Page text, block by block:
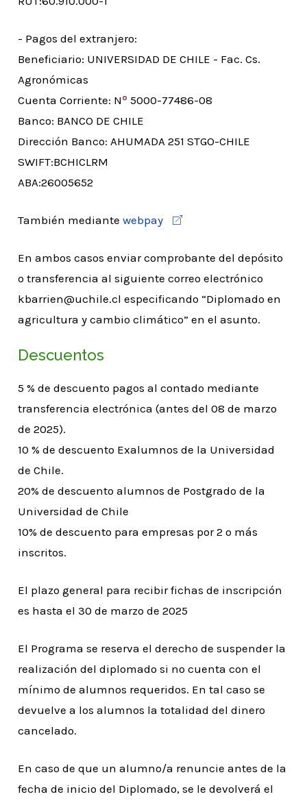
- Pagos del extranjero:
Beneficiario: UNIVERSIDAD DE CHILE - Fac. Cs.
Agronómicas
Cuenta Corriente: N º 5000-77486-08
Banco: BANCO DE CHILE
Dirección Banco: AHUMADA 251 STGO-CHILE
SWIFT:BCHICLRM
ABA:26005652
También mediantewebpay
En ambos casos enviar comprobante del depósito
o transferencia al siguiente correo electrónico
kbarrien@uchile.cl especificando “Diplomado en
agricultura y cambio climático” en el asunto.
Descuentos
5 % de descuento pagos al contado mediante
transferencia electrónica (antes del 08 de marzo
de 2025).
10 % de descuento Exalumnos de la Universidad
de Chile.
20% de descuento alumnos de Postgrado de la
Universidad de Chile
10% de descuento para empresas por 2 o más
inscritos.
El plazo general para recibir fichas de inscripción
es hasta el 30 de marzo de 2025
El Programa se reserva el derecho de suspender la
realización del diplomado si no cuenta con el
mínimo de alumnos requeridos. En tal caso se
devuelve a los alumnos la totalidad del dinero
cancelado.
En caso de que un alumno/a renuncie antes de la
fecha de inicio del Diplomado, se le devolverá el